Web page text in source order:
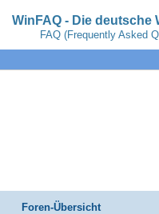
WinFAQ - Die deutsche
FAQ (Frequently Asked
Foren-Übersicht